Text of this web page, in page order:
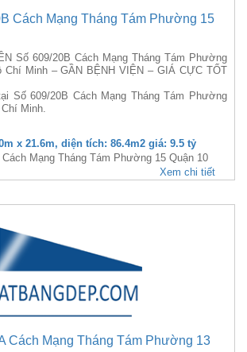
Cách Mạng Tháng Tám Phường 15
Số 609/20B Cách Mạng Tháng Tám Phường
Chí Minh – GẦN BỆNH VIỆN – GIÁ CỰC TỐT
Số 609/20B Cách Mạng Tháng Tám Phường
Minh.
x 21.6m, diện tích: 86.4m2 giá: 9.5 tỷ
Mạng Tháng Tám Phường 15 Quận 10
Xem chi tiết
Cách Mạng Tháng Tám Phường 13